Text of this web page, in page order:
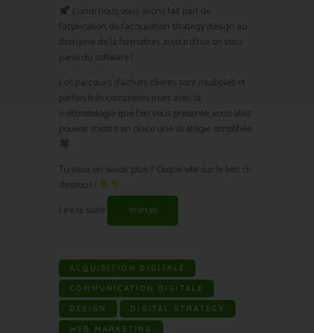
Lundi nous vous avons fait part de
l’application de l’acquisition strategy design au
domaine de la formation, aujourd’hui on vous
parle du software !
Les parcours d’achats clients sont multiples et
parfois très complexes mais avec la
méthodologie que l’on vous présente, vous allez
pouvoir mettre en place une stratégie simplifiée.
Tu veux en savoir plus ? Clique vite sur le lien ci-
dessous !
Lire la suite
1min30
ACQUISITION DIGITALE
COMMUNICATION DIGITALE
DESIGN DIGITAL STRATEGY
WEB MARKETING